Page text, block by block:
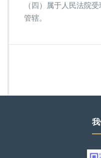
（四）属于人民法院
管辖。